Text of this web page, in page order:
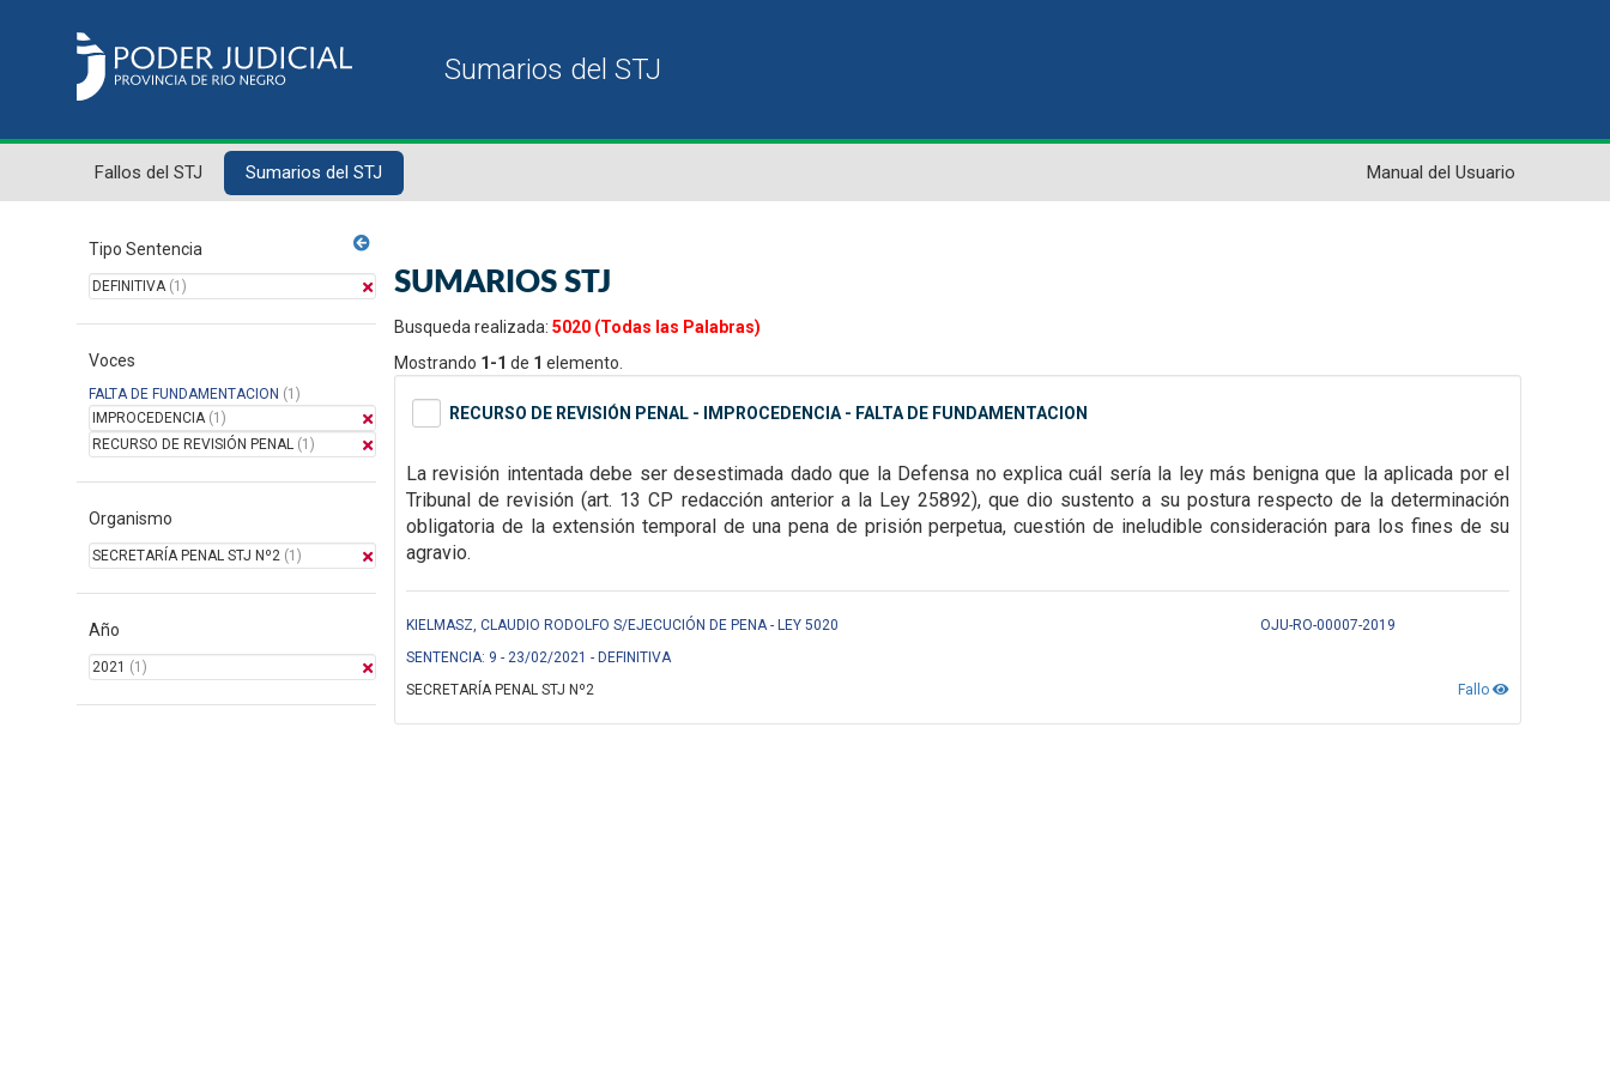
Fallos del STJ Sumarios del STJ Manual del Usuario
Tipo Sentencia
DEFINITIVA(1)
Voces
FALTA DE FUNDAMENTACION (1)
IMPROCEDENCIA(1)
RECURSO DE REVISIÓN PENAL (1)
Organismo
SECRETARÍA PENAL STJ Nº2 (1)
Año
2021 (1)
SUMARIOS STJ
Busqueda realizada: 5020 (Todas las Palabras)
Mostrando 1-1 de 1 elemento.
RECURSO DE REVISIÓN PENAL - IMPROCEDENCIA - FALTA DE FUNDAMENTACION
La revisión intentada debe ser desestimada dado que la Defensa no explica cuál sería la ley más benigna que la aplicada por el
Tribunal de revisión (art. 13 CP redacción anterior a la Ley 25892), que dio sustento a su postura respecto de ladeterminación
obligatoria de la extensión temporal de una pena de prisión perpetua, cuestiónde ineludible consideración para los fines de su
agravio.
KIELMASZ, CLAUDIO RODOLFO S/EJECUCIÓN DE PENA - LEY 5020
OJU-RO-00007-2019
SENTENCIA: 9 - 23/02/2021 - DEFINITIVA
Fallo
SECRETARÍA PENAL STJ Nº2